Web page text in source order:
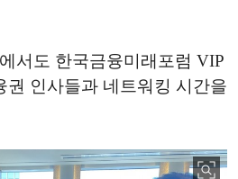
서도 한국금융미래포럼 VIP
권 인사들과 네트워킹 시간을